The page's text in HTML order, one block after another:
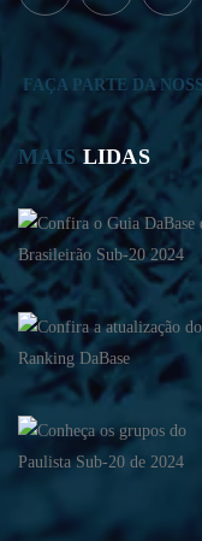
FAÇA PARTE DA
MAIS LIDAS